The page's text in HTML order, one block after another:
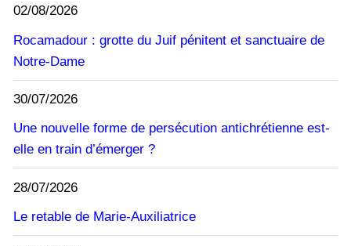
02/08/2026
Rocamadour : grotte du Juif pénitent et sanctuaire de
Notre-Dame
30/07/2026
Une nouvelle forme de persécution antichrétienne est-
elle en train d’émerger ?
28/07/2026
Le retable de Marie-Auxiliatrice